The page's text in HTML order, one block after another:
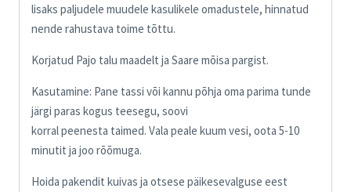
lisaks paljudele muudele kasulikele omadustele, hinnatud
nende rahustava toime tõttu.
Korjatud Pajo talu maadelt ja Saare mõisa pargist.
Kasutamine: Pane tassi või kannu põhja oma parima tunde
järgi paras kogus teesegu, soovi
korral peenesta taimed. Vala peale kuum vesi, oota 5-10
minutit ja joo rõõmuga.
Hoida pakendit kuivas ja otsese päikesevalguse eest